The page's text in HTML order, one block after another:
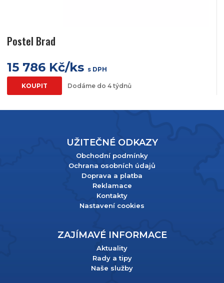
Postel Brad
15 786 Kč/ks s DPH
KOUPIT Dodáme do 4 týdnů
UŽITEČNÉ ODKAZY
Obchodní podmínky
Ochrana osobních údajů
Doprava a platba
Reklamace
Kontakty
Nastavení cookies
ZAJÍMAVÉ INFORMACE
Aktuality
Rady a tipy
Naše služby